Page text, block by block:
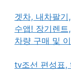
겟차, 내차팔
수앱! 장기렌
차량 구매 및
tv조선 편성표,